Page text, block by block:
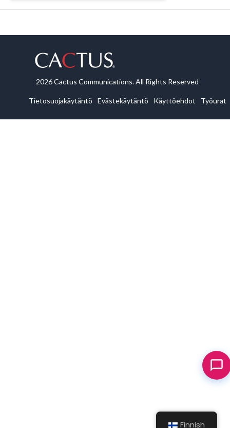
2026 Cactus Communications. All Rights Reserved
Tietosuojakäytäntö Evästekäytäntö Käyttöehdot Työurat
Finnish